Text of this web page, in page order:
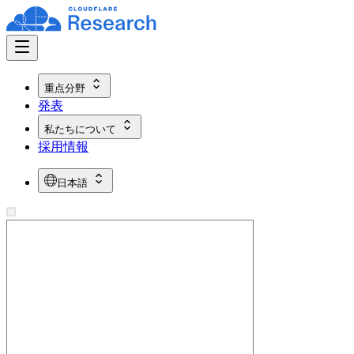
重点分野
発表
私たちについて
採用情報
日本語